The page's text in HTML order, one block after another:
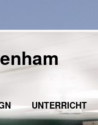
UNTERRICHT